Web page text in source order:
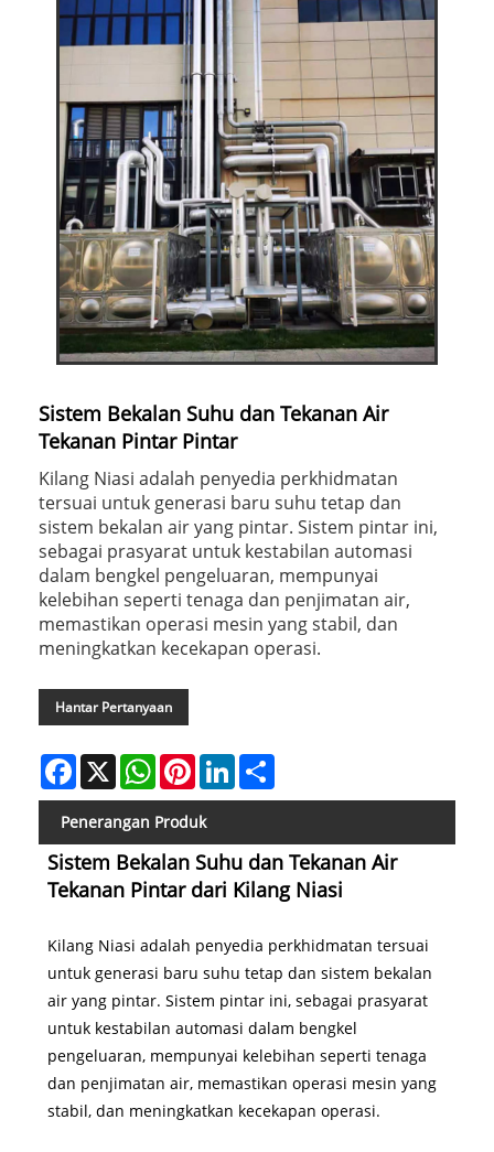
Sistem Bekalan Suhu dan Tekanan Air
Tekanan Pintar Pintar
Kilang Niasi adalah penyedia perkhidmatan
tersuai untuk generasi baru suhu tetap dan
sistem bekalan air yang pintar. Sistem pintar ini,
sebagai prasyarat untuk kestabilan automasi
dalam bengkel pengeluaran, mempunyai
kelebihan seperti tenaga dan penjimatan air,
memastikan operasi mesin yang stabil, dan
meningkatkan kecekapan operasi.
Hantar Pertanyaan
Facebook
X WhatsAppPinterestLinkedIn
Penerangan Produk
Sistem Bekalan Suhu dan Tekanan Air
Tekanan Pintar dari Kilang Niasi
Kilang Niasi adalah penyedia perkhidmatan tersuai
untuk generasi baru suhu tetap dan sistem bekalan
air yang pintar. Sistem pintar ini, sebagai prasyarat
untuk kestabilan automasi dalam bengkel
pengeluaran, mempunyai kelebihan seperti tenaga
dan penjimatan air, memastikan operasi mesin yang
stabil, dan meningkatkan kecekapan operasi.